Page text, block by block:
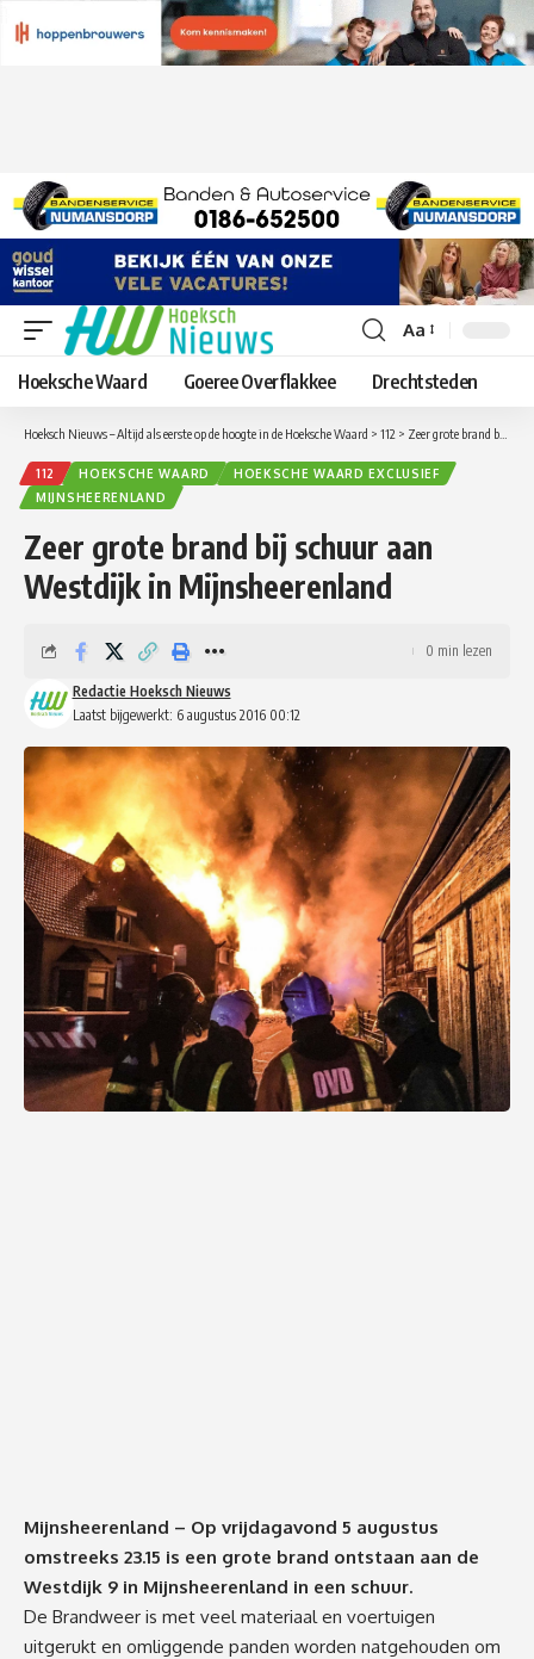
Lettergrootte
aanpassen
Aa
Hoeksche Waard Goeree Overflakkee Drechtsteden
Hoeksch Nieuws – Altijd als eerste op de hoogte in de Hoeksche Waard > 112 > Zeer grote brand bij schuur aan Westdijk in Mijnsheerenland
112 HOEKSCHE WAARD
HOEKSCHE WAARD EXCLUSIEF
MIJNSHEERENLAND
Zeer grote brand bij schuur aan
Westdijk in Mijnsheerenland
Laatst bijgewerkt: 6 augustus 2016 00:12
Redactie Hoeksch Nieuws
0 min lezen
Mijnsheerenland – Op vrijdagavond 5 augustus
omstreeks 23.15 is een grote brand ontstaan aan de
Westdijk 9 in Mijnsheerenland in een schuur.
De Brandweer is met veel materiaal en voertuigen
uitgerukt en omliggende panden worden natgehouden om